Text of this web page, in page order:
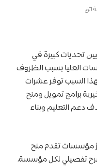
تحديات كبيرة في
العليا بسبب الظروف
السبب توفر عشرات
برامج تمويل ومنح
التعليم وبناء
مؤسسات تقدم منح
تفصيلي لكل مؤسسة،